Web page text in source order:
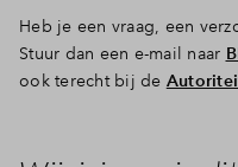
Heb je een vraag, een
Stuur dan een e-mail naar
ook terecht bij de